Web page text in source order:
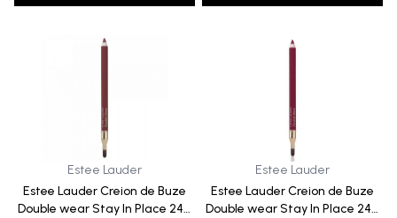
Estee Lauder
Estee Lauder Creion de Buze
Double wear Stay In Place 24H
Estee Lauder
Estee Lauder Creion de Buze
Double wear Stay In Place 24H